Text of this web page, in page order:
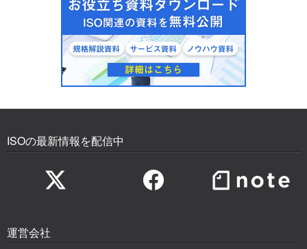
ISOの最新情報を配信中
運営会社